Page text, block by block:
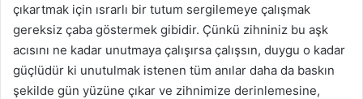
çıkartmak için ısrarlı bir tutum sergilemeye çalışmak
gereksiz çaba göstermek gibidir. Çünkü zihniniz bu aşk
acısını ne kadar unutmaya çalışırsa çalışsın, duygu o kadar
güçlüdür ki unutulmak istenen tüm anılar daha da baskın
şekilde gün yüzüne çıkar ve zihnimize derinlemesine,